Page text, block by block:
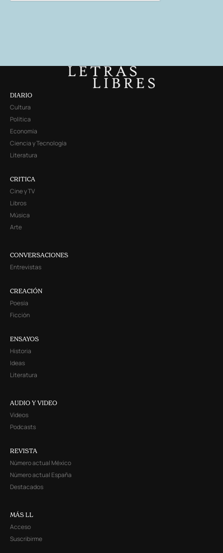
DIARIO
Cultura
Política
Economía
Ciencia y Tecnología
Literatura
CRITICA
Cine y TV
Libros
Música
Arte
CONVERSACIONES
Entrevistas
CREACIÓN
Poesía
Ficción
ENSAYOS
Historia
Ideas
Literatura
AUDIO Y VIDEO
Videos
Podcasts
REVISTA
Número actual México
Número actual España
Destacados
MÁS LL
Acceso
Suscribirme